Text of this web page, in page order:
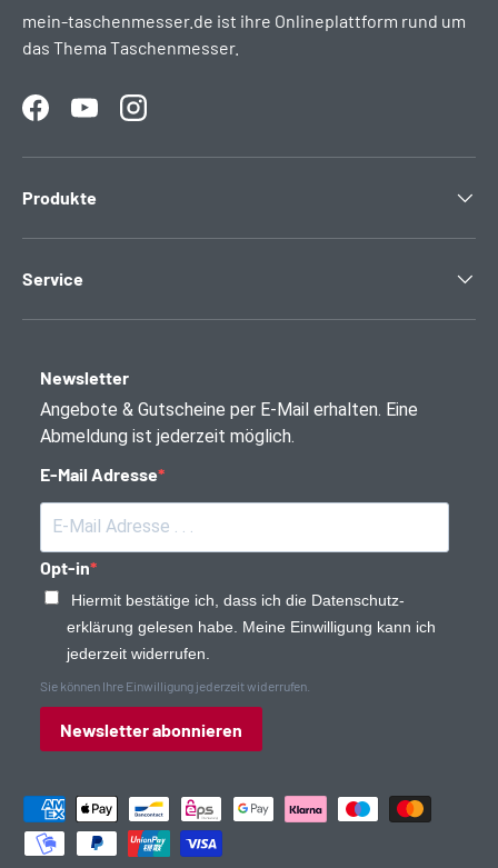
mein-taschenmesser.de ist ihre Onlineplattform rund um
das Thema Taschenmesser.
FacebookYouTubeInstagram
Produkte
Service
Newsletter
Angebote & Gutscheine per E-Mail erhalten. Eine
Abmeldung ist jederzeit möglich.
E-Mail Adresse
Opt-in
Hiermit bestätige ich, dass ich die Daten­schutz­
erklärung gelesen habe. Meine Einwilligung kann ich
jederzeit widerrufen.
Sie können Ihre Einwilligung jederzeit widerrufen.
Newsletter abonnieren
Zahlungsmethoden